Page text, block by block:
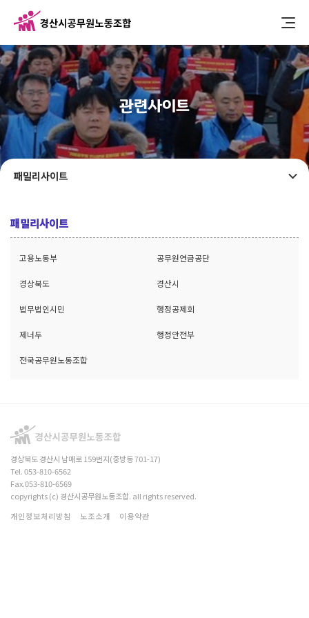
관련사이트
패밀리사이트
패밀리사이트
고용노동부 공무원연금공단
경상북도 경산시
법무법인시민 행정공제회
제너두 행정안전부
전국공무원노동조합
경상북도 경산시 남매로 159번지(중방동 701-17)
Tel. 053-810-6562
Fax.053-810-6569
copyrights (c) 경산시공무원노동조합. all rights reserved.
개인정보처리방침
노조소개 이용약관